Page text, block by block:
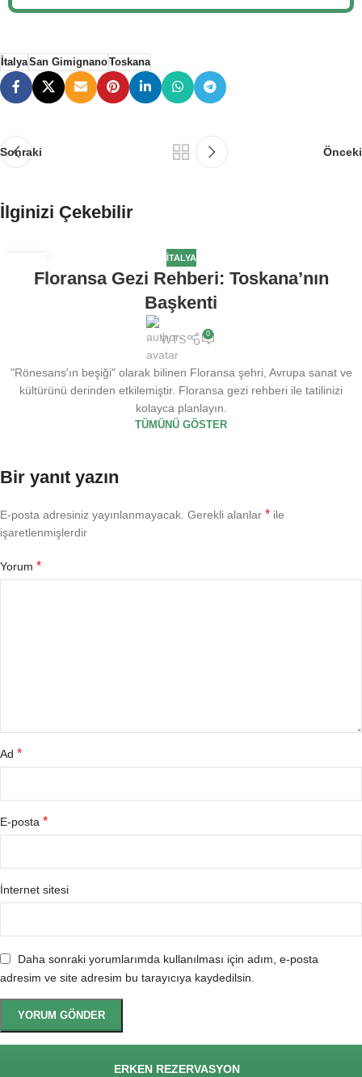
İtalyaSan GimignanoToskana
Sonraki Önceki
İlginizi Çekebilir
29 İTALYA
Floransa Gezi Rehberi: Toskana’nın
Başkenti
WTS 0
"Rönesans'ın beşiği" olarak bilinen Floransa şehri, Avrupa sanat ve
kültürünü derinden etkilemiştir. Floransa gezi rehberi ile tatilinizi
kolayca planlayın.
TÜMÜNÜ GÖSTER
Bir yanıt yazın
E-posta adresiniz yayınlanmayacak. Gerekli alanlar * ile
işaretlenmişlerdir
Yorum *
Ad *
E-posta *
İnternet sitesi
Daha sonraki yorumlarımda kullanılması için adım, e-posta
adresim ve site adresim bu tarayıcıya kaydedilsin.
ERKEN REZERVASYON